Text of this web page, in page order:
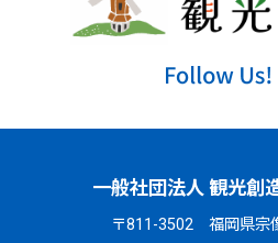
一般社団法人 観光創
〒811-3502 福岡県宗